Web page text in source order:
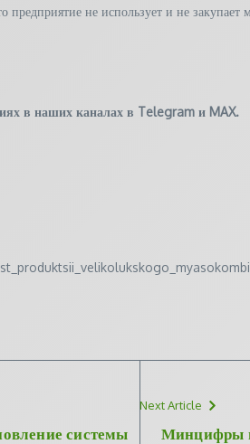
предприятие не использует и не
в наших каналах в Telegram и MAX.
системы
Next Article
Минцифры